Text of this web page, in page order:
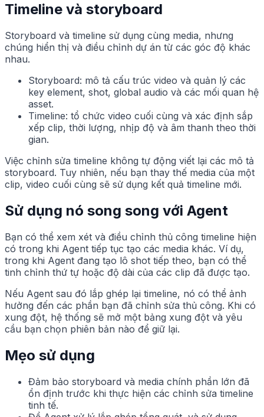
Timeline và storyboard
Storyboard và timeline sử dụng cùng media, nhưng
chúng hiển thị và điều chỉnh dự án từ các góc độ khác
nhau.
Storyboard: mô tả cấu trúc video và quản lý các
key element, shot, global audio và các mối quan hệ
asset.
Timeline: tổ chức video cuối cùng và xác định sắp
xếp clip, thời lượng, nhịp độ và âm thanh theo thời
gian.
Việc chỉnh sửa timeline không tự động viết lại các mô tả
storyboard. Tuy nhiên, nếu bạn thay thế media của một
clip, video cuối cùng sẽ sử dụng kết quả timeline mới.
Sử dụng nó song song với Agent
Bạn có thể xem xét và điều chỉnh thủ công timeline hiện
có trong khi Agent tiếp tục tạo các media khác. Ví dụ,
trong khi Agent đang tạo lô shot tiếp theo, bạn có thể
tinh chỉnh thứ tự hoặc độ dài của các clip đã được tạo.
Nếu Agent sau đó lắp ghép lại timeline, nó có thể ảnh
hưởng đến các phần bạn đã chỉnh sửa thủ công. Khi có
xung đột, hệ thống sẽ mở một bảng xung đột và yêu
cầu bạn chọn phiên bản nào để giữ lại.
Mẹo sử dụng
Đảm bảo storyboard và media chính phần lớn đã
ổn định trước khi thực hiện các chỉnh sửa timeline
tinh tế.